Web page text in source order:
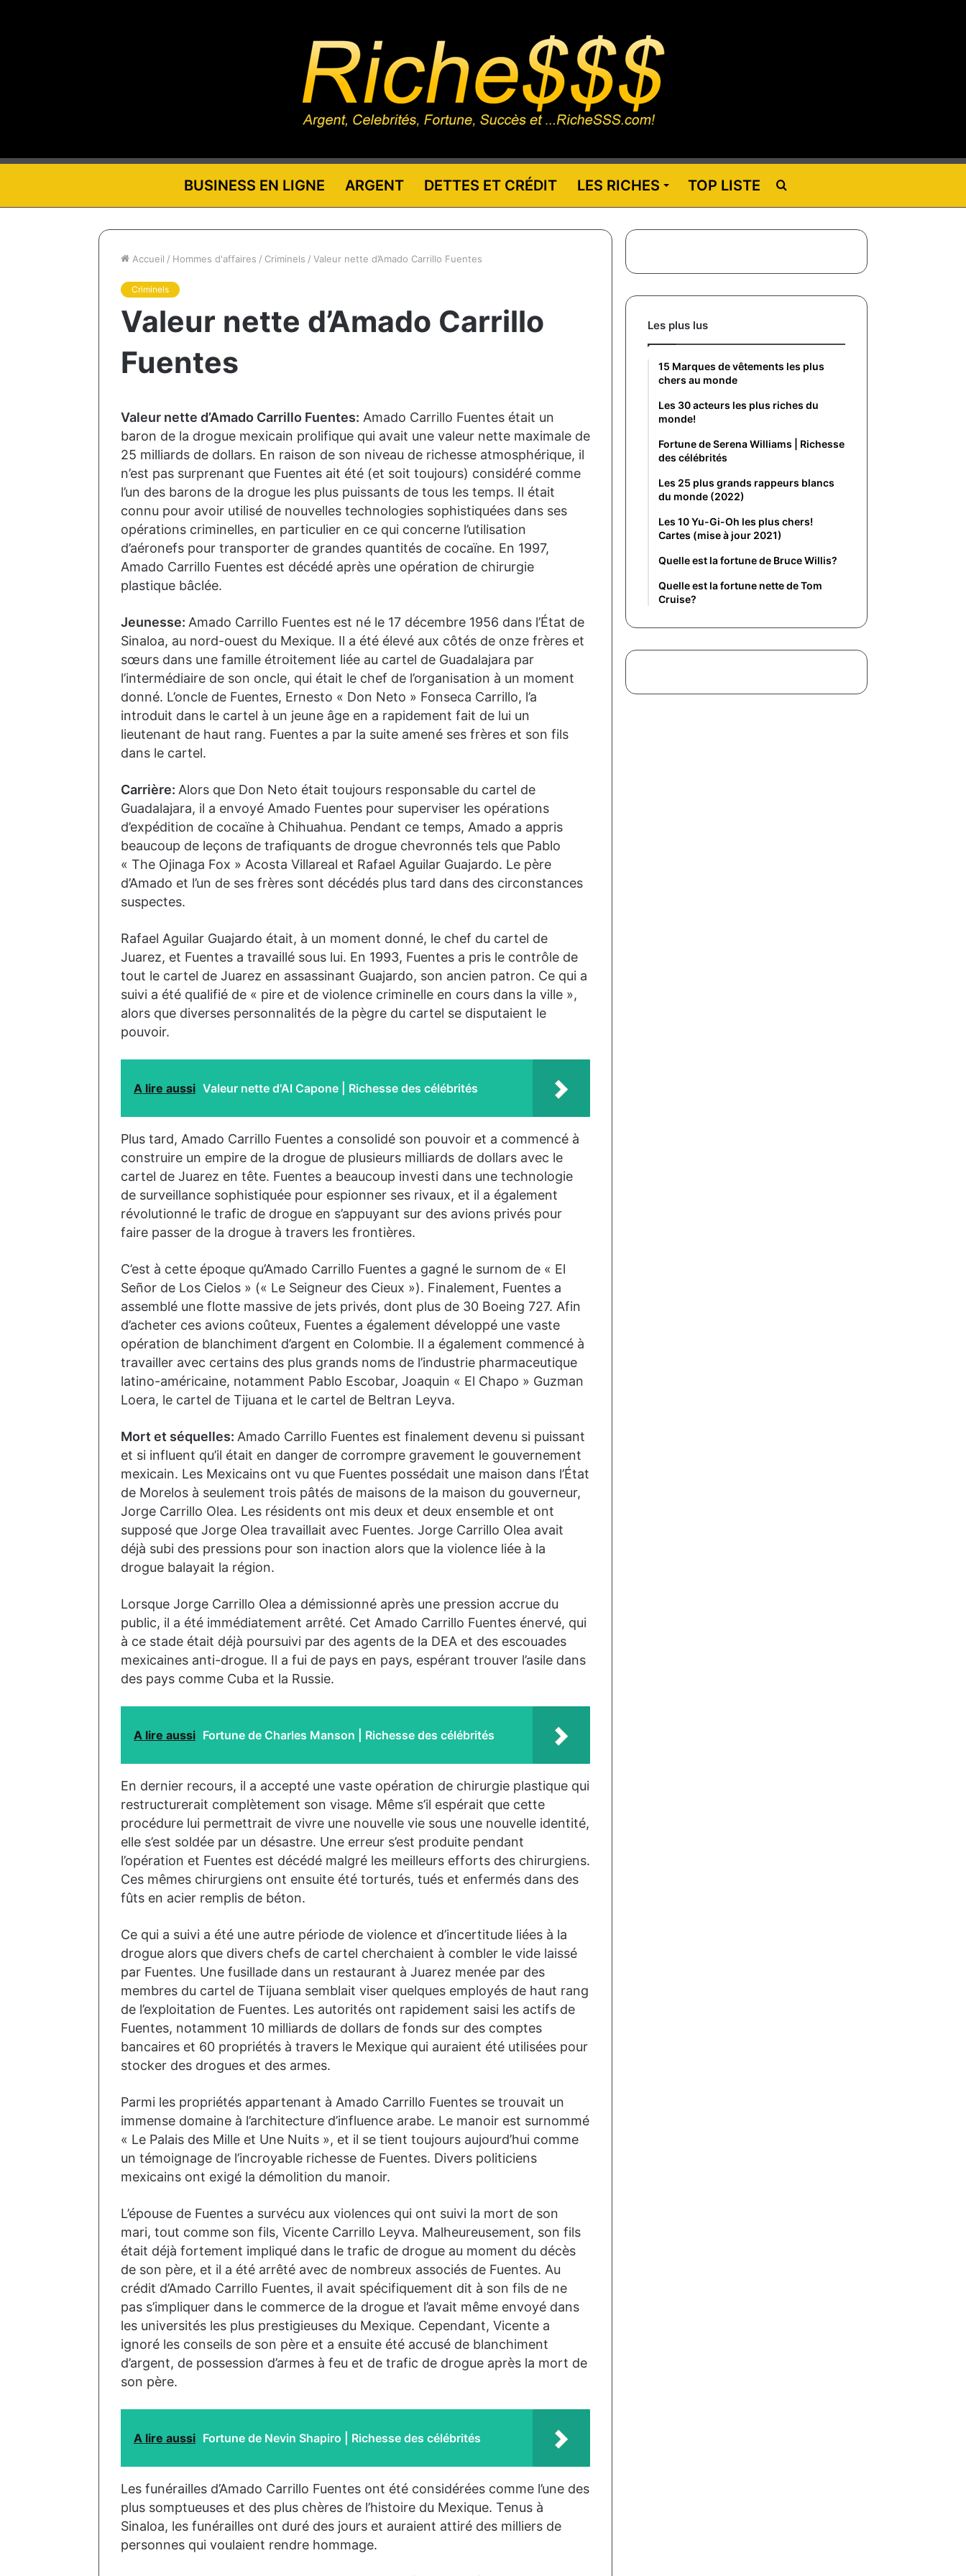
BUSINESS EN LIGNE ARGENT DETTES ET CRÉDIT LES RICHES TOP LISTE Rechercher
Accueil / Hommes d'affaires / Criminels / Valeur nette d’Amado Carrillo Fuentes
Criminels
Valeur nette d’Amado Carrillo
Fuentes
Valeur nette d’Amado Carrillo Fuentes: Amado Carrillo Fuentes était un
baron de la drogue mexicain prolifique qui avait une valeur nette maximale de
25 milliards de dollars. En raison de son niveau de richesse atmosphérique, il
n’est pas surprenant que Fuentes ait été (et soit toujours) considéré comme
l’un des barons de la drogue les plus puissants de tous les temps. Il était
connu pour avoir utilisé de nouvelles technologies sophistiquées dans ses
opérations criminelles, en particulier en ce qui concerne l’utilisation
d’aéronefs pour transporter de grandes quantités de cocaïne. En 1997,
Amado Carrillo Fuentes est décédé après une opération de chirurgie
plastique bâclée.
Jeunesse: Amado Carrillo Fuentes est né le 17 décembre 1956 dans l’État de
Sinaloa, au nord-ouest du Mexique. Il a été élevé aux côtés de onze frères et
sœurs dans une famille étroitement liée au cartel de Guadalajara par
l’intermédiaire de son oncle, qui était le chef de l’organisation à un moment
donné. L’oncle de Fuentes, Ernesto « Don Neto » Fonseca Carrillo, l’a
introduit dans le cartel à un jeune âge en a rapidement fait de lui un
lieutenant de haut rang. Fuentes a par la suite amené ses frères et son fils
dans le cartel.
Carrière: Alors que Don Neto était toujours responsable du cartel de
Guadalajara, il a envoyé Amado Fuentes pour superviser les opérations
d’expédition de cocaïne à Chihuahua. Pendant ce temps, Amado a appris
beaucoup de leçons de trafiquants de drogue chevronnés tels que Pablo
« The Ojinaga Fox » Acosta Villareal et Rafael Aguilar Guajardo. Le père
d’Amado et l’un de ses frères sont décédés plus tard dans des circonstances
suspectes.
Rafael Aguilar Guajardo était, à un moment donné, le chef du cartel de
Juarez, et Fuentes a travaillé sous lui. En 1993, Fuentes a pris le contrôle de
tout le cartel de Juarez en assassinant Guajardo, son ancien patron. Ce qui a
suivi a été qualifié de « pire et de violence criminelle en cours dans la ville »,
alors que diverses personnalités de la pègre du cartel se disputaient le
pouvoir.
A lire aussi Valeur nette d'Al Capone | Richesse des célébrités
Plus tard, Amado Carrillo Fuentes a consolidé son pouvoir et a commencé à
construire un empire de la drogue de plusieurs milliards de dollars avec le
cartel de Juarez en tête. Fuentes a beaucoup investi dans une technologie
de surveillance sophistiquée pour espionner ses rivaux, et il a également
révolutionné le trafic de drogue en s’appuyant sur des avions privés pour
faire passer de la drogue à travers les frontières.
C’est à cette époque qu’Amado Carrillo Fuentes a gagné le surnom de « El
Señor de Los Cielos » (« Le Seigneur des Cieux »). Finalement, Fuentes a
assemblé une flotte massive de jets privés, dont plus de 30 Boeing 727. Afin
d’acheter ces avions coûteux, Fuentes a également développé une vaste
opération de blanchiment d’argent en Colombie. Il a également commencé à
travailler avec certains des plus grands noms de l’industrie pharmaceutique
latino-américaine, notamment Pablo Escobar, Joaquin « El Chapo » Guzman
Loera, le cartel de Tijuana et le cartel de Beltran Leyva.
Mort et séquelles: Amado Carrillo Fuentes est finalement devenu si puissant
et si influent qu’il était en danger de corrompre gravement le gouvernement
mexicain. Les Mexicains ont vu que Fuentes possédait une maison dans l’État
de Morelos à seulement trois pâtés de maisons de la maison du gouverneur,
Jorge Carrillo Olea. Les résidents ont mis deux et deux ensemble et ont
supposé que Jorge Olea travaillait avec Fuentes. Jorge Carrillo Olea avait
déjà subi des pressions pour son inaction alors que la violence liée à la
drogue balayait la région.
Lorsque Jorge Carrillo Olea a démissionné après une pression accrue du
public, il a été immédiatement arrêté. Cet Amado Carrillo Fuentes énervé, qui
à ce stade était déjà poursuivi par des agents de la DEA et des escouades
mexicaines anti-drogue. Il a fui de pays en pays, espérant trouver l’asile dans
des pays comme Cuba et la Russie.
A lire aussi Fortune de Charles Manson | Richesse des célébrités
En dernier recours, il a accepté une vaste opération de chirurgie plastique qui
restructurerait complètement son visage. Même s’il espérait que cette
procédure lui permettrait de vivre une nouvelle vie sous une nouvelle identité,
elle s’est soldée par un désastre. Une erreur s’est produite pendant
l’opération et Fuentes est décédé malgré les meilleurs efforts des chirurgiens.
Ces mêmes chirurgiens ont ensuite été torturés, tués et enfermés dans des
fûts en acier remplis de béton.
Ce qui a suivi a été une autre période de violence et d’incertitude liées à la
drogue alors que divers chefs de cartel cherchaient à combler le vide laissé
par Fuentes. Une fusillade dans un restaurant à Juarez menée par des
membres du cartel de Tijuana semblait viser quelques employés de haut rang
de l’exploitation de Fuentes. Les autorités ont rapidement saisi les actifs de
Fuentes, notamment 10 milliards de dollars de fonds sur des comptes
bancaires et 60 propriétés à travers le Mexique qui auraient été utilisées pour
stocker des drogues et des armes.
Parmi les propriétés appartenant à Amado Carrillo Fuentes se trouvait un
immense domaine à l’architecture d’influence arabe. Le manoir est surnommé
« Le Palais des Mille et Une Nuits », et il se tient toujours aujourd’hui comme
un témoignage de l’incroyable richesse de Fuentes. Divers politiciens
mexicains ont exigé la démolition du manoir.
L’épouse de Fuentes a survécu aux violences qui ont suivi la mort de son
mari, tout comme son fils, Vicente Carrillo Leyva. Malheureusement, son fils
était déjà fortement impliqué dans le trafic de drogue au moment du décès
de son père, et il a été arrêté avec de nombreux associés de Fuentes. Au
crédit d’Amado Carrillo Fuentes, il avait spécifiquement dit à son fils de ne
pas s’impliquer dans le commerce de la drogue et l’avait même envoyé dans
les universités les plus prestigieuses du Mexique. Cependant, Vicente a
ignoré les conseils de son père et a ensuite été accusé de blanchiment
d’argent, de possession d’armes à feu et de trafic de drogue après la mort de
son père.
A lire aussi Fortune de Nevin Shapiro | Richesse des célébrités
Les funérailles d’Amado Carrillo Fuentes ont été considérées comme l’une des
plus somptueuses et des plus chères de l’histoire du Mexique. Tenus à
Sinaloa, les funérailles ont duré des jours et auraient attiré des milliers de
personnes qui voulaient rendre hommage.
Les plus lus
15 Marques de vêtements les plus
chers au monde
Les 30 acteurs les plus riches du
monde!
Fortune de Serena Williams | Richesse
des célébrités
Les 25 plus grands rappeurs blancs
du monde (2022)
Les 10 Yu-Gi-Oh les plus chers!
Cartes (mise à jour 2021)
Quelle est la fortune de Bruce Willis?
Quelle est la fortune nette de Tom
Cruise?